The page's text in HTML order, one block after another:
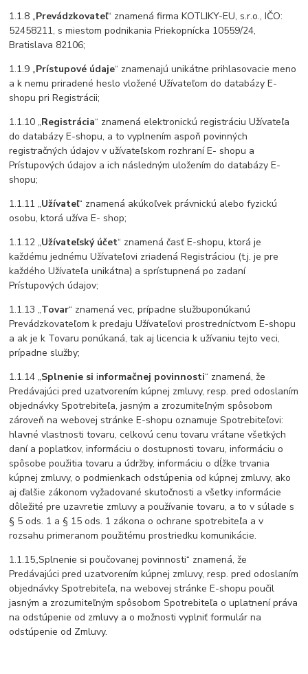
1.1.8 „Prevádzkovateľ“ znamená firma KOTLIKY-EU, s.r.o., IČO:
52458211, s miestom podnikania Priekopnícka 10559/24,
Bratislava 82106;
1.1.9 „Prístupové údaje“ znamenajú unikátne prihlasovacie meno
a k nemu priradené heslo vložené Užívateľom do databázy E-
shopu pri Registrácii;
1.1.10 „Registrácia“ znamená elektronickú registráciu Užívateľa
do databázy E-shopu, a to vyplnením aspoň povinných
registračných údajov v užívateľskom rozhraní E- shopu a
Prístupových údajov a ich následným uložením do databázy E-
shopu;
1.1.11 „Užívateľ“ znamená akúkoľvek právnickú alebo fyzickú
osobu, ktorá užíva E- shop;
1.1.12 „Užívateľský účet“ znamená časť E-shopu, ktorá je
každému jednému Užívateľovi zriadená Registráciou (t.j. je pre
každého Užívateľa unikátna) a sprístupnená po zadaní
Prístupových údajov;
1.1.13 „Tovar“ znamená vec, prípadne službuponúkanú
Prevádzkovateľom k predaju Užívateľovi prostredníctvom E-shopu
a ak je k Tovaru ponúkaná, tak aj licencia k užívaniu tejto veci,
prípadne služby;
1.1.14 „Splnenie siinformačnej povinnosti“ znamená, že
Predávajúci pred uzatvorením kúpnej zmluvy, resp. pred odoslaním
objednávky Spotrebiteľa, jasným a zrozumiteľným spôsobom
zároveň na webovej stránke E-shopu oznamuje Spotrebiteľovi:
hlavné vlastnosti tovaru, celkovú cenu tovaru vrátane všetkých
daní a poplatkov, informáciu o dostupnosti tovaru, informáciu o
spôsobe použitia tovaru a údržby, informáciu o dĺžke trvania
kúpnej zmluvy, o podmienkach odstúpenia od kúpnej zmluvy, ako
aj ďalšie zákonom vyžadované skutočnosti a všetky informácie
dôležité pre uzavretie zmluvy a používanie tovaru, a to v súlade s
§ 5 ods. 1 a § 15 ods. 1 zákona o ochrane spotrebiteľa a v
rozsahu primeranom použitému prostriedku komunikácie.
1.1.15„Splnenie si poučovanej povinnosti“ znamená, že
Predávajúci pred uzatvorením kúpnej zmluvy, resp. pred odoslaním
objednávky Spotrebiteľa, na webovej stránke E-shopu poučil
jasným a zrozumiteľným spôsobom Spotrebiteľa o uplatnení práva
na odstúpenie od zmluvy a o možnosti vyplniť formulár na
odstúpenie od Zmluvy.